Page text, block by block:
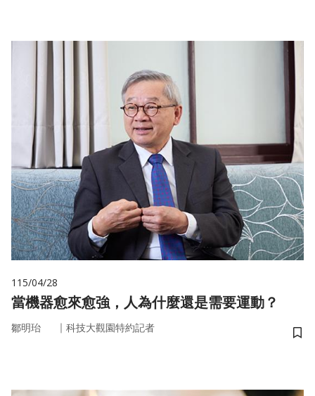
115/04/28
當機器愈來愈強，人為什麼還是需要運動？
鄒明珆 ｜ 科技大觀園特約記者
儲